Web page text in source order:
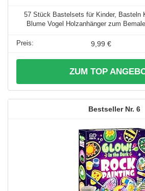
57 Stück Bastelsets für Kinder, Basteln
Blume Vogel Holzanhänger zum
9,99 €
ZUM TOP
6